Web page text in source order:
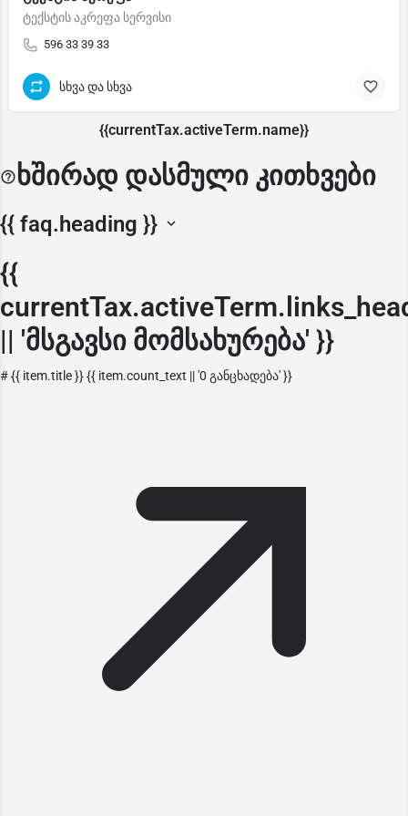
ტექსტის აკრეფა სერვისი
596 33 39 33
სხვა და სხვა
{{currentTax.activeTerm.name}}
ხშირად დასმული კითხვები
{{ faq.heading }}
{{
|| 'მსგავსი მომსახურება' }}
#{{ item.title }}{{ item.count_text || '0 განცხადება' }}